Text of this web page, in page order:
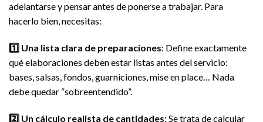
adelantarse y pensar antes de ponerse a trabajar. Para
hacerlo bien, necesitas:
1️⃣ Una lista clara de preparaciones: Define exactamente
qué elaboraciones deben estar listas antes del servicio:
bases, salsas, fondos, guarniciones, mise en place… Nada
debe quedar “sobreentendido”.
2️⃣ Un cálculo realista de cantidades: Se trata de calcular